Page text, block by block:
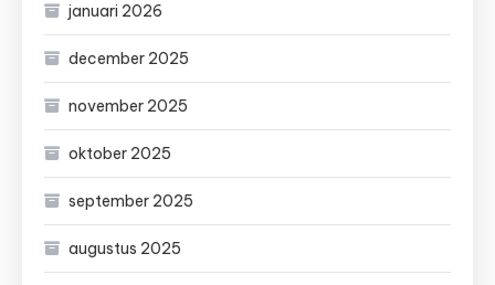
januari 2026
december 2025
november 2025
oktober 2025
september 2025
augustus 2025